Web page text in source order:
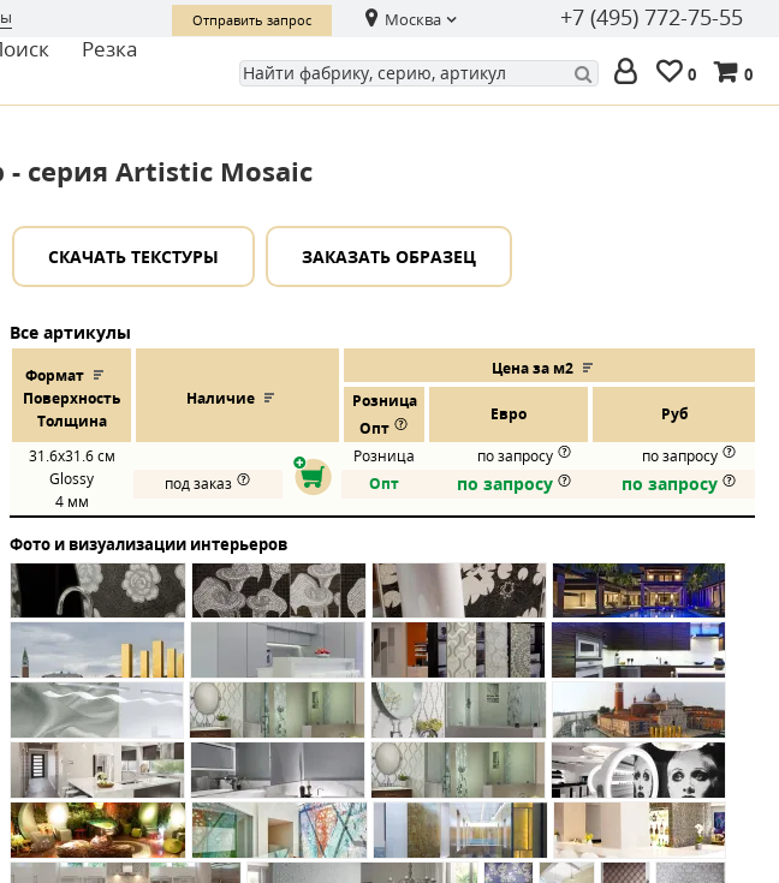
Отправить запрос Москва +7 (495) 772-75-55
Резка
0 0
серия Artistic Mosaic
СКАЧАТЬ ТЕКСТУРЫ ЗАКАЗАТЬ ОБРАЗЕЦ
Все артикулы
Формат
Поверхность
Толщина
Наличие
Цена за м2
Розница
Евро Руб
Опт
31.6x31.6см
Glossy
4 мм
Розница по запросу
по запросу
под заказ
Опт по запросу по запросу
Фото и визуализации интерьеров